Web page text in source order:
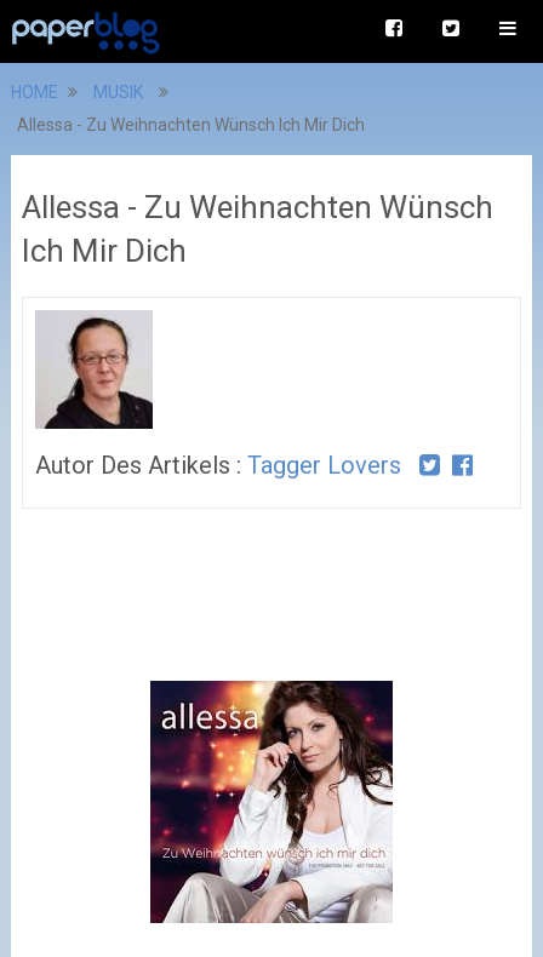
HOME
MUSIK
Allessa - Zu Weihnachten Wünsch Ich Mir Dich
Allessa - Zu Weihnachten Wünsch
Ich Mir Dich
Autor Des Artikels : Tagger Lovers